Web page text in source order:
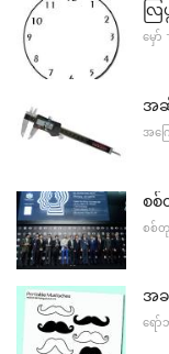
လ
မှော်
အ
အကြွ
စစ်
စစ်
အခ
ရော်